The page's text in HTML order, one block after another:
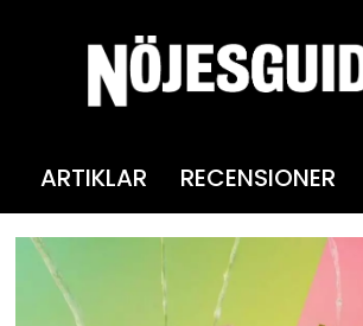
ARTIKLAR RECENSIONER